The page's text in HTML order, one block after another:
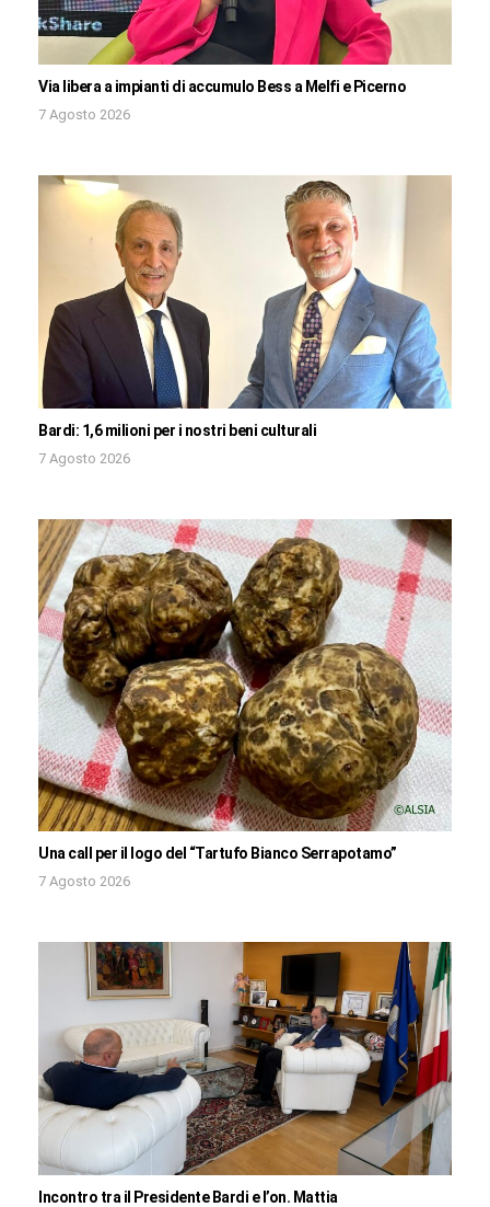
Via libera a impianti di accumulo Bess a Melfi e Picerno
7 Agosto 2026
Bardi: 1,6 milioni per i nostri beni culturali
7 Agosto 2026
Una call per il logo del “Tartufo Bianco Serrapotamo”
7 Agosto 2026
Incontro tra il Presidente Bardi e l’on. Mattia